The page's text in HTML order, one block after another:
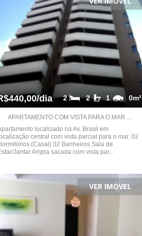
dia 0m²
1
2
2
APARTAMENTO COM VISTA PARA O MAR ...
localizado na Av. Brasil em
central com vista parcial para o mar. 02
(Casal) 02 Banheiros Sala de
Jantar Ampla sacada com vista par...
VER IMÓVEL